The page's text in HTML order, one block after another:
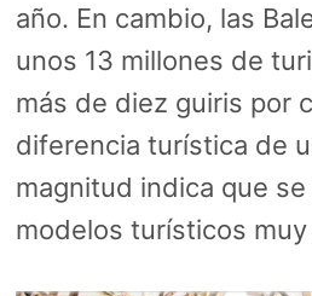
año. En cambio, las
unos 13 millones de
más de diez guiris por
diferencia turística de
magnitud indica que
modelos turísticos